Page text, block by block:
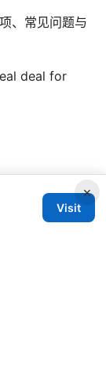
、常见问题与
deal for
×
Visit